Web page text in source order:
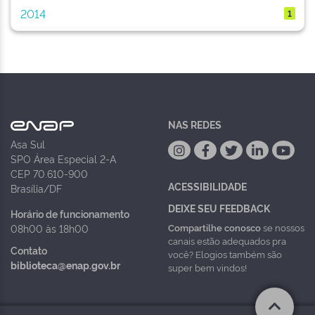
2014 1
Asa Sul
SPO Área Especial 2-A
CEP 70.610-900
Brasília/DF
Horário de funcionamento
08h00 às 18h00
Contato
biblioteca@enap.gov.br
NAS REDES
ACESSIBILIDADE
DEIXE SEU FEEDBACK
Compartilhe conoscose nossos
canais estão adequados pra
você? Elogios também são
super bem vindos!